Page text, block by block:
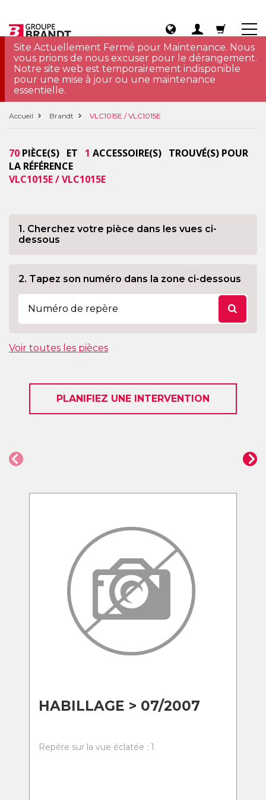
Site Actuellement Fermé pour Maintenance. Nous
vous prions de nous excuser pour le dérangement.
Notre site web est temporairement indisponible
pour une mise à jour ou une maintenance
essentielle.
Accueil Brandt VLC1015E / VLC1015E
70 PIÈCE(S) ET 1 ACCESSOIRE(S) TROUVÉ(S) POUR
LA RÉFÉRENCE
VLC1015E / VLC1015E
1. Cherchez votre pièce dans les vues ci-
dessous
2. Tapez son numéro dans la zone ci-dessous
Voir toutes les pièces
PLANIFIEZ UNE INTERVENTION
HABILLAGE > 07/2007
Repère sur la vue éclatée : 1